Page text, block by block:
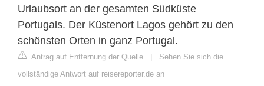
Urlaubsort an der gesamten Südküste
Portugals. Der Küstenort Lagos gehört zu den
schönsten Orten in ganz Portugal.
Antrag auf Entfernung der Quelle | Sehen Sie sich die
vollständige Antwort auf reisereporter.de an